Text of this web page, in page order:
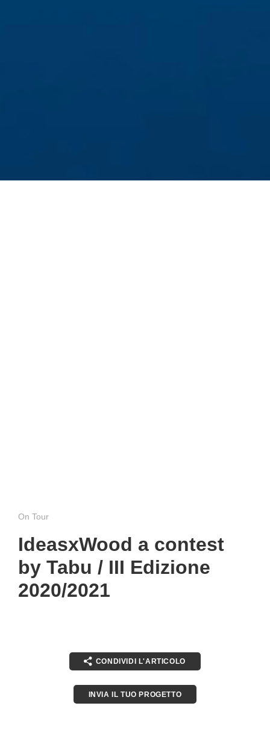
On Tour
IdeasxWood a contest
by Tabu / III Edizione
2020/2021
CONDIVIDI L'ARTICOLO
INVIA IL TUO PROGETTO